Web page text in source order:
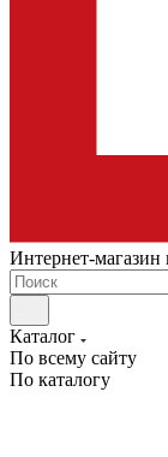
Интернет-магазин
Каталог
По всему сайту
По каталогу